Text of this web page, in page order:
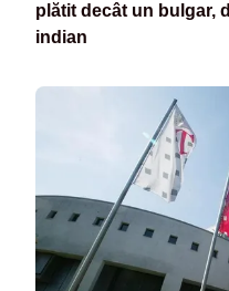
plătit decât un bulgar,
indian